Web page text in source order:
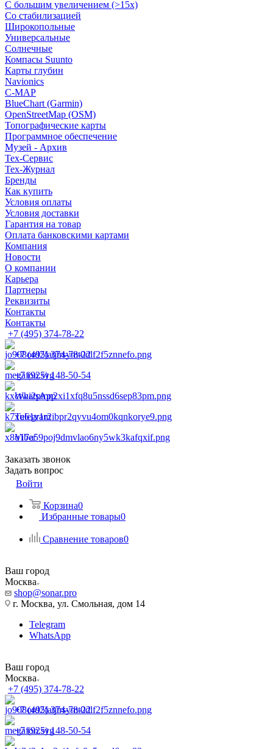
С большим увеличением (>15x)
Со стабилизацией
Широкопольные
Универсальные
Солнечные
Компасы Suunto
Карты глубин
Navionics
C-MAP
BlueChart (Garmin)
OpenStreetMap (OSM)
Топографические карты
Программное обеспечение
Музей - Архив
Tex-Сервис
Тех-Журнал
Бренды
Как купить
Условия оплаты
Условия доставки
Гарантия на товар
Оплата банковскими картами
Компания
Новости
О компании
Карьера
Партнеры
Реквизиты
Контакты
Контакты
+7 (495) 374-78-22
+7 (495) 374-78-22
+7 (925) 148-50-54
WhatsApp
Telegram
Viber
Заказать звонок
Задать вопрос
Войти
Корзина0
Избранные товары0
Сравнение товаров0
Ваш город
Москва
shop@sonar.pro
г. Москва, ул. Смольная, дом 14
Telegram
WhatsApp
Ваш город
Москва
+7 (495) 374-78-22
+7 (495) 374-78-22
+7 (925) 148-50-54